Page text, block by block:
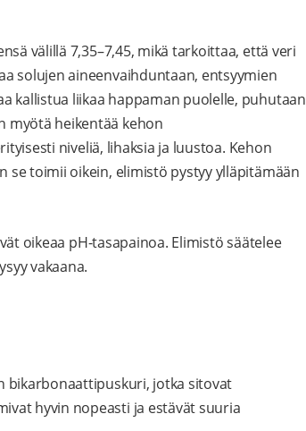
välillä 7,35–7,45, mikä tarkoittaa, että veri
solujen aineenvaihduntaan, entsyymien
kallistua liikaa happaman puolelle, puhutaan
myötä heikentää kehon
niveliä, lihaksia ja luustoa. Kehon
se toimii oikein, elimistö pystyy ylläpitämään
oikeaa pH-tasapainoa. Elimistö säätelee
vakaana.
bikarbonaattipuskuri, jotka sitovat
hyvin nopeasti ja estävät suuria